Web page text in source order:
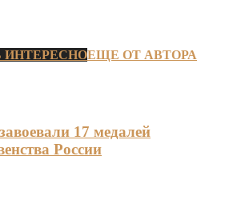
ЕЩЕ ОТ АВТОРА
17 медалей
России